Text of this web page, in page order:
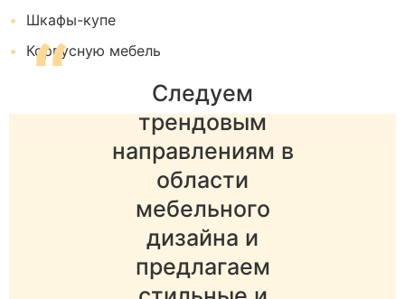
Шкафы-купе
Корпусную мебель
“
Следуем
трендовым
направлениям в
области
мебельного
дизайна и
предлагаем